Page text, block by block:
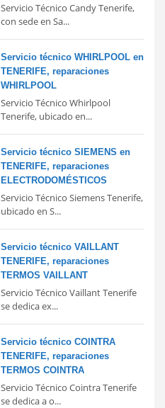
Servicio Técnico Candy Tenerife,
con sede en Sa...
Servicio técnico WHIRLPOOL en
TENERIFE, reparaciones
WHIRLPOOL
Servicio Técnico Whirlpool
Tenerife, ubicado en...
Servicio técnico SIEMENS en
TENERIFE, reparaciones
ELECTRODOMÉSTICOS
Servicio Técnico Siemens Tenerife,
ubicado en S...
Servicio técnico VAILLANT
TENERIFE, reparaciones
TERMOS VAILLANT
Servicio Técnico Vaillant Tenerife
se dedica ex...
Servicio técnico COINTRA
TENERIFE, reparaciones
TERMOS COINTRA
Servicio Técnico Cointra Tenerife
se dedica a o...